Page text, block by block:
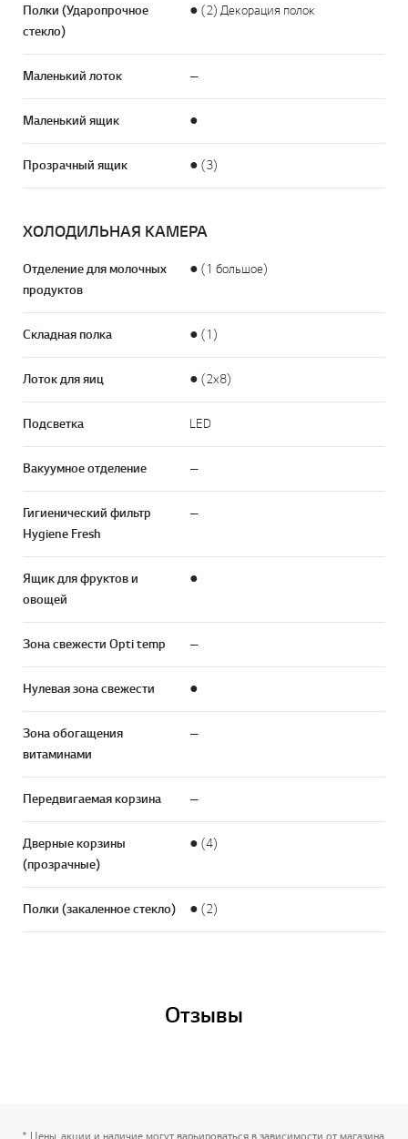
Полки (Ударопрочное
стекло)
● (2) Декорация полок
Маленький лоток —
Маленький ящик ●
Прозрачный ящик ● (3)
ХОЛОДИЛЬНАЯ КАМЕРА
Отделение для молочных
продуктов
● (1 большое)
Складная полка ● (1)
Лоток для яиц ● (2х8)
Подсветка LED
Вакуумное отделение —
Гигиенический фильтр
Hygiene Fresh
—
Ящик для фруктов и
овощей
●
Зона свежести Opti temp —
Нулевая зона свежести ●
Зона обогащения
витаминами
—
Передвигаемая корзина —
Дверные корзины
(прозрачные)
● (4)
Полки (закаленное стекло) ● (2)
Отзывы
* Цены, акции и наличие могут варьироваться в зависимости от магазина